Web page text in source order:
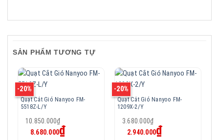
SẢN PHẨM TƯƠNG TỰ
-20%
Quạt Cắt Gió Nanyoo FM-
5518Z-L/Y
10.850.000₫
gốc
là:
8.680.000₫
-20%
Quạt Cắt Gió Nanyoo FM-
1209X-2/Y
3.680.000₫
gốc
là:
2.940.000₫